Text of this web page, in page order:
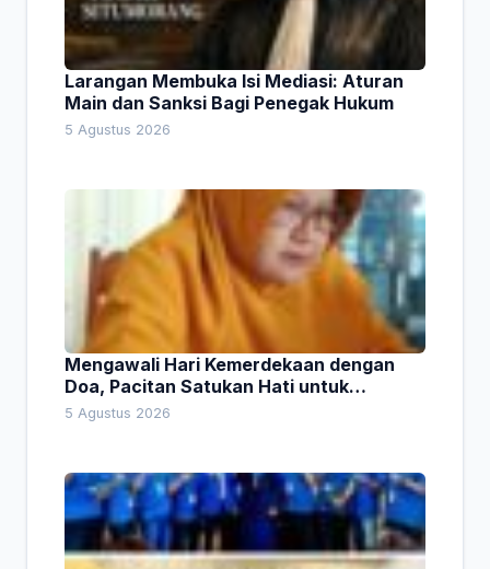
Larangan Membuka Isi Mediasi: Aturan
Main dan Sanksi Bagi Penegak Hukum
5 Agustus 2026
Mengawali Hari Kemerdekaan dengan
Doa, Pacitan Satukan Hati untuk
Indonesia
5 Agustus 2026